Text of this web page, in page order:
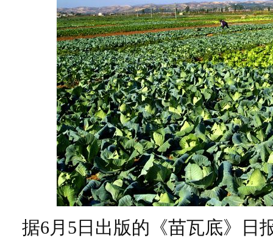
据6月5日出版的《苗瓦底》日